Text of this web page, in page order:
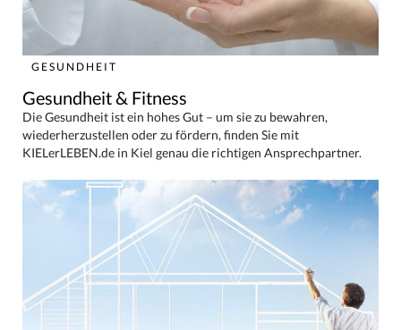
GESUNDHEIT
Gesundheit & Fitness
Die Gesundheit ist ein hohes Gut – um sie zu bewahren,
wiederherzustellen oder zu fördern, finden Sie mit
KIELerLEBEN.de in Kiel genau die richtigen Ansprechpartner.